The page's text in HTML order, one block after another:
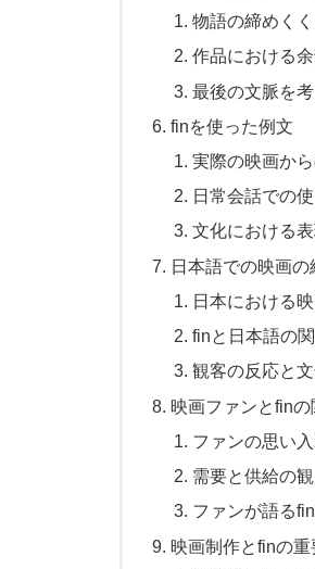
物語の締めく
作品における
最後の文脈を
finを使った例文
実際の映画か
日常会話での
文化における
日本語での映画の
日本における
finと日本語の
観客の反応と
映画ファンとfinの
ファンの思い
需要と供給の
ファンが語る
映画制作とfinの重